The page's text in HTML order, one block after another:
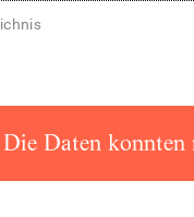
Daten konnten